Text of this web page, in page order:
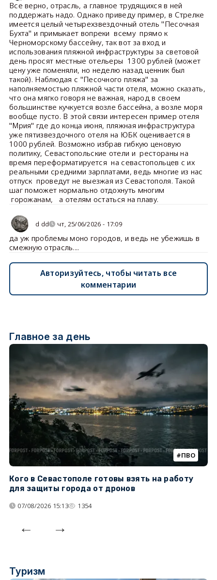
Все верно, отрасль, а главное трудящихся в ней
поддержать надо. Однако приведу пример, в Стрелке
имеется целый четырехзвездочный отель "Песочная
Бухта" и примыкает вопреки всему прямо к
Черноморскому бассейну, так вот за вход и
использования пляжной инфраструктуры за световой
день просят местные отельеры 1300 рублей (может
цену уже поменяли, но неделю назад ценник был
такой). Наблюдая с "Песочного пляжа" за
наполняемостью пляжной части отеля, можно сказать,
что она мягко говоря не важная, народ в своем
большинстве кучкуется возле бассейна, а возле моря
вообще пусто. В этой связи интересен пример отеля
"Мрия" где до конца июня, пляжная инфраструктура
уже пятизвездочного отеля на ЮБК оценивается в
1000 рублей. Возможно избрав гибкую ценовую
политику, Севастопольские отели и рестораны на
время переформатируется на севастопольцев с их
реальными средними зарплатами, ведь многие из нас
отпуск проведут не выезжая из Севастополя. Такой
шаг поможет нормально отдохнуть многим
горожанам, а отелям остаться на плаву.
d dd чт, 25/06/2026 - 17:09
да уж проблемы моно городов, и ведь не убежишь в
смежную отрасль....
Авторизуйтесь, чтобы читать все
комментарии
Главное за день
ПВО
Кого в Севастополе готовы взять на работу
для защиты города от дронов
07/08/2026 15:13 1354
Туризм